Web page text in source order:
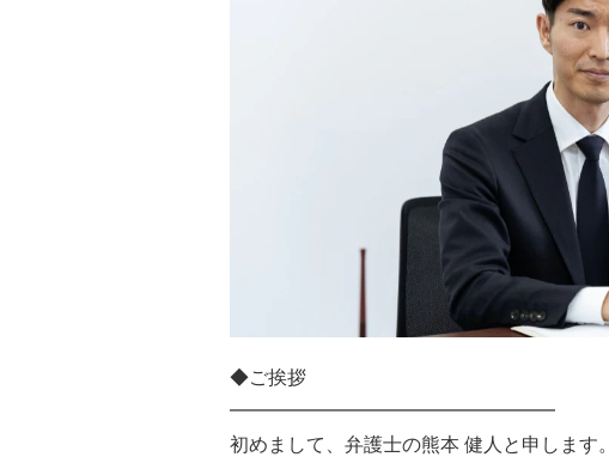
◆ご挨拶
━━━━━━━━━━━━━━━━━
初めまして、弁護士の熊本 健人と申します。